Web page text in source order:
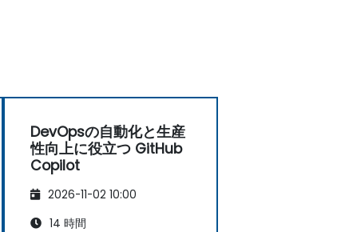
DevOpsの自動化と生産
性向上に役立つ GitHub
Copilot
2026-11-02 10:00
14 時間